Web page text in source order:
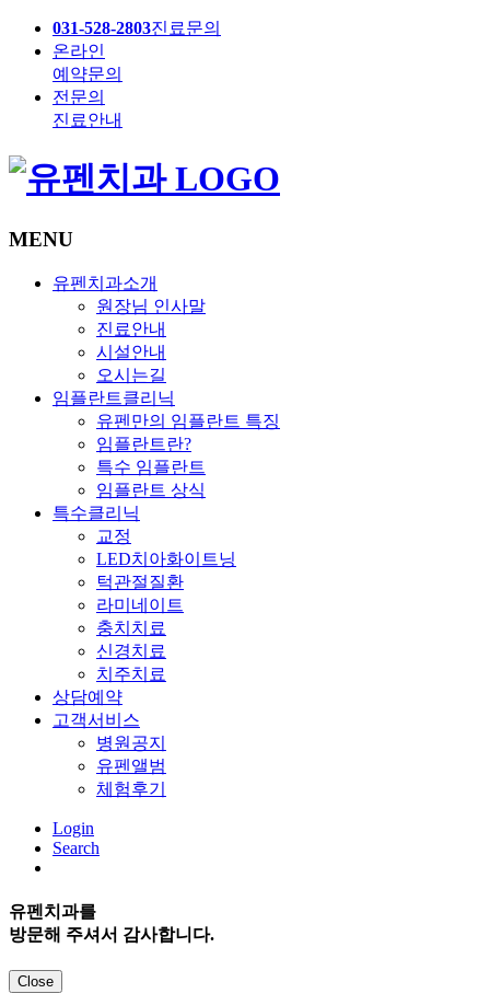
031-528-2803진료문의
온라인
예약문의
전문의
진료안내
MENU
유펜치과소개
원장님 인사말
진료안내
시설안내
오시는길
임플란트클리닉
유펜만의 임플란트 특징
임플란트란?
특수 임플란트
임플란트 상식
특수클리닉
교정
LED치아화이트닝
턱관절질환
라미네이트
충치치료
신경치료
치주치료
상담예약
고객서비스
병원공지
유펜앨범
체험후기
Login
Search
유펜치과를
방문해 주셔서 감사합니다.
Close